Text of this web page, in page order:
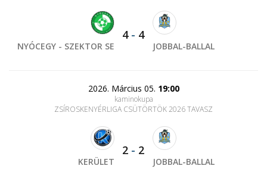
NYÓCEGY - SZEKTOR SE
4- 4
JOBBAL-BALLAL
2026. Március 05. 19:00
kaminokupa
ZSÍROSKENYÉRLIGA CSÜTÖRTÖK 2026 TAVASZ
KERÜLET
2 - 2
JOBBAL-BALLAL